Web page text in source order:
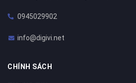
0945029902
info@digivi.net
CHÍNH SÁCH